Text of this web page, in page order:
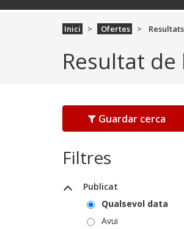
Inici Ofertes
Resultat de
Guardar cerca
Filtres
Publicat
Qualsevol data
Avui